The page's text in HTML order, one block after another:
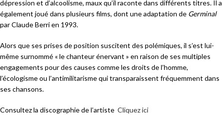
dépression et d’alcoolisme, maux qu’il raconte dans différents titres. Il a
également joué dans plusieurs films, dont une adaptation de Germinal
par Claude Berri en 1993.
Alors que ses prises de position suscitent des polémiques, il s’est lui-
même surnommé « le chanteur énervant » en raison de ses multiples
engagements pour des causes comme les droits de l’homme,
l’écologisme ou l’antimilitarisme qui transparaissent fréquemment dans
ses chansons.
Consultez la discographie de l’artiste Cliquez ici